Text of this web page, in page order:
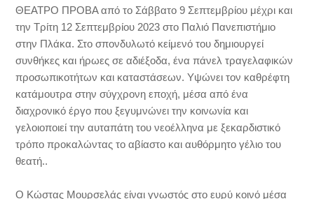
ΘΕΑΤΡΟ ΠΡΟΒΑ από το Σάββατο 9 Σεπτεμβρίου μέχρι και
την Τρίτη 12 Σεπτεμβρίου 2023 στο Παλιό Πανεπιστήμιο
στην Πλάκα. Στο σπονδυλωτό κείμενό του δημιουργεί
συνθήκες και ήρωες σε αδιέξοδα, ένα πάνελ τραγελαφικών
προσωπικοτήτων και καταστάσεων. Υψώνει τον καθρέφτη
κατάμουτρα στην σύγχρονη εποχή, μέσα από ένα
διαχρονικό έργο που ξεγυμνώνει την κοινωνία και
γελοιοποιεί την αυταπάτη του νεοέλληνα με ξεκαρδιστικό
τρόπο προκαλώντας το αβίαστο και αυθόρμητο γέλιο του
θεατή..
Ο Κώστας Μουρσελάς είναι γνωστός στο ευρύ κοινό μέσα